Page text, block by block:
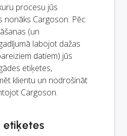
procesu jūs
nonāks Cargoson. Pēc
(un
labojot dažas
datiem) jūs
etiķetes,
klientu un nodrošināt
Cargoson.